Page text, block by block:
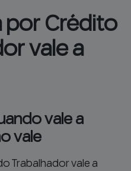
por Crédito
vale a
vale a
vale
Trabalhador vale a